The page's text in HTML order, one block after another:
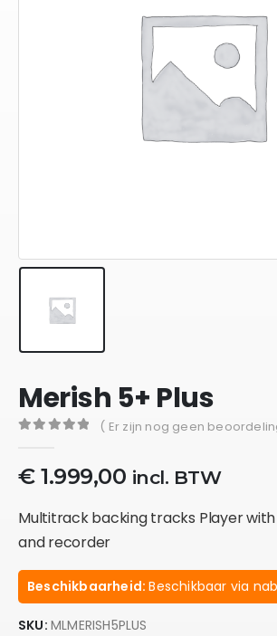
Merish 5+ Plus
( Er zijn nog geen
€1.999,00 incl. BTW
Multitrack backing tracks Player
and recorder
Beschikbaarheid:Beschikbaar via
SKU: MLMERISH5PLUS